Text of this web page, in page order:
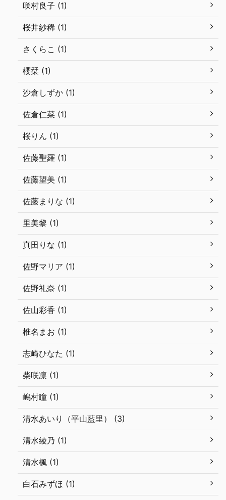
咲村良子 (1)
桜井紗稀 (1)
さくらこ (1)
櫻栞 (1)
沙倉しずか (1)
佐倉仁菜 (1)
桜りん (1)
佐藤聖羅 (1)
佐藤望美 (1)
佐藤まりな (1)
里美黎 (1)
真田りな (1)
佐野マリア (1)
佐野礼奈 (1)
佐山彩香 (1)
椎名まお (1)
志崎ひなた (1)
柴咲凛 (1)
嶋村瞳 (1)
清水あいり（平山藍里） (3)
清水綾乃 (1)
清水楓 (1)
白石みずほ (1)